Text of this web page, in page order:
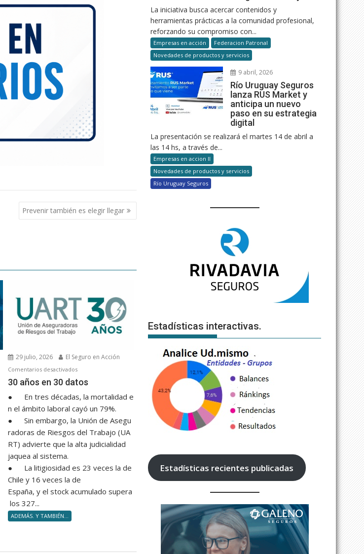
Prevenir también es elegir llegar
29 julio, 2026 El Seguro en Acción
Comentarios desactivadosen
30 años en 30 datos
30 años en 30 datos
● En tres décadas, la mortalidad e
n el ámbito laboral cayó un 79%.
● Sin embargo, la Unión de Asegu
radoras de Riesgos del Trabajo (UA
RT) advierte que la alta judicialidad
jaquea al sistema.
● La litigiosidad es 23 veces la de
Chile y 16 veces la de
España, y el stock acumulado supera
los 327...
ADEMÁS. Y TAMBIÉN...
La iniciativa busca acercar contenidos y
herramientas prácticas a la comunidad profesional,
reforzando su compromiso con...
Empresas en acción
Federacion Patronal
Novedades de productos y servicios
9 abril, 2026
Río Uruguay Seguros
lanza RUS Market y
anticipa un nuevo
paso en su estrategia
digital
La presentación se realizará el martes 14 de abril a
las 14 hs, a través de...
Empresas en accion II
Novedades de productos y servicios
Río Uruguay Seguros
Estadísticas interactivas.
Estadísticas recientes publicadas